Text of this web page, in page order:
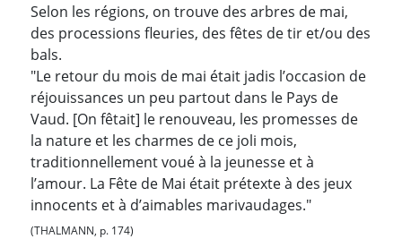
Selon les régions, on trouve des arbres de mai,
des processions fleuries, des fêtes de tir et/ou des
bals.
"Le retour du mois de mai était jadis l’occasion de
réjouissances un peu partout dans le Pays de
Vaud. [On fêtait] le renouveau, les promesses de
la nature et les charmes de ce joli mois,
traditionnellement voué à la jeunesse et à
l’amour. La Fête de Mai était prétexte à des jeux
innocents et à d’aimables marivaudages."
(THALMANN, p. 174)